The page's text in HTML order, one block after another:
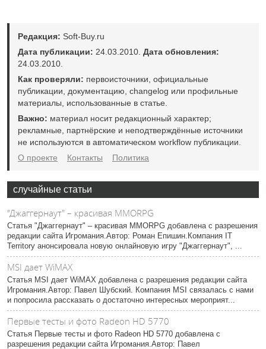
Редакция: Soft-Buy.ru
Дата публикации: 24.03.2010. Дата обновления:
24.03.2010.
Как проверяли: первоисточники, официальные
публикации, документацию, changelog или профильные
материалы, использованные в статье.
Важно: материал носит редакционный характер;
рекламные, партнёрские и неподтверждённые источники
не используются в автоматическом workflow публикации.
О проекте
Контакты Политика
случайные статьи
"Джаггернаут" – красивая MMORPG
Статья "Джаггернаут" – красивая MMORPG добавлена с разрешения
редакции сайта Игромания.Автор: Роман Епишин.Компания IT
Territory анонсировала новую онлайновую игру "Джаггернаут", ...
MSI дает WiMAX
Статья MSI дает WiMAX добавлена с разрешения редакции сайта
Игромания.Автор: Павел Шубский. Компания MSI связалась с нами
и попросила рассказать о достаточно интересных мероприят...
Первые тесты и фото Radeon HD 5770
Статья Первые тесты и фото Radeon HD 5770 добавлена с
разрешения редакции сайта Игромания.Автор: Павел